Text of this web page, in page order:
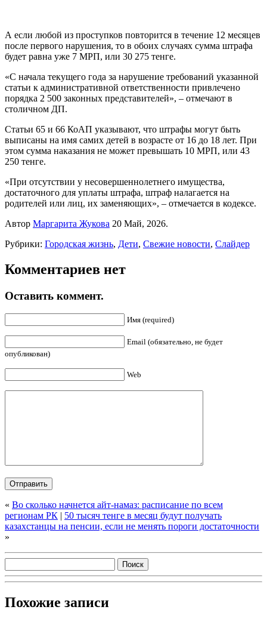
А если любой из проступков повторится в течение 12 месяцев
после первого нарушения, то в обоих случаях сумма штрафа
будет равна уже 7 МРП, или 30 275 тенге.
«С начала текущего года за нарушение требований указанной
статьи к административной ответственности привлечено
порядка 2 500 законных представителей», – отмечают в
столичном ДП.
Статьи 65 и 66 КоАП указывают, что штрафы могут быть
выписаны на имя самих детей в возрасте от 16 до 18 лет. При
этом сумма наказания не может превышать 10 МРП, или 43
250 тенге.
«При отсутствии у несовершеннолетнего имущества,
достаточного для уплаты штрафа, штраф налагается на
родителей или лиц, их заменяющих», – отмечается в кодексе.
Автор Маргарита Жукова 20 Май, 2026.
Рубрики: Городская жизнь, Дети, Свежие новости, Слайдер
Комментариев нет
Оставить коммент.
Имя (required)
Email (обязательно, не будет
опубликован)
Web
« Во сколько начнется айт-намаз: расписание по всем
регионам РК | 50 тысяч тенге в месяц будут получать
казахстанцы на пенсии, если не менять пороги достаточности
»
Похожие записи